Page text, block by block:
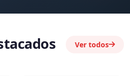
Ver todos